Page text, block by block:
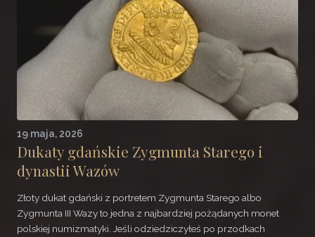
19 maja, 2026
Dukaty gdańskie Zygmunta Starego i
dynastii Wazów
Złoty dukat gdański z portretem Zygmunta Starego albo
Zygmunta III Wazy to jedna z najbardziej pożądanych monet
polskiej numizmatyki. Jeśli odziedziczyłeś po przodkach